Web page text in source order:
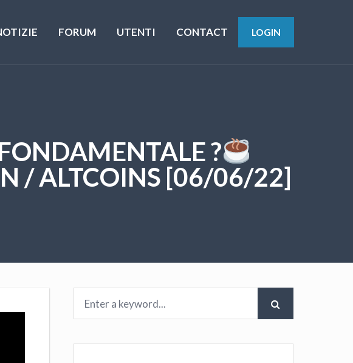
FORUM UTENTI CONTACT LOGIN
?
/ ALTCOINS [06/06/22]